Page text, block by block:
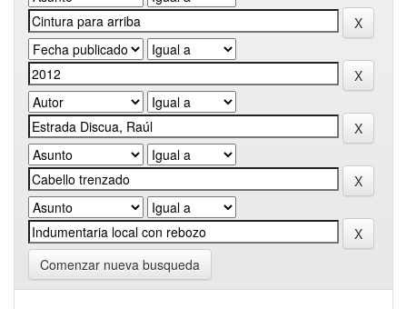
Comenzar nueva busqueda